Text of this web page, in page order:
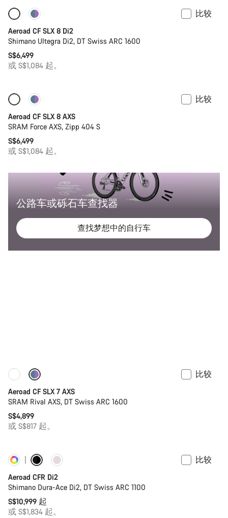
新品上架
比较
Aeroad CF SLX 8 Di2
Shimano Ultegra Di2, DT Swiss ARC 1600
S$6,499
或 S$1,084 起。
仅适用于 2XS
比较
Aeroad CF SLX 8 AXS
SRAM Force AXS, Zipp 404 S
S$6,499
或 S$1,084 起。
公路车或砾石车查找器
查找梦想中的自行车
新品上架
比较
Aeroad CF SLX 7 AXS
SRAM Rival AXS, DT Swiss ARC 1600
S$4,899
或 S$817 起。
定制 新品上架
比较
Aeroad CFR Di2
Shimano Dura-Ace Di2, DT Swiss ARC 1100
S$10,999 起
或 S$1,834 起。